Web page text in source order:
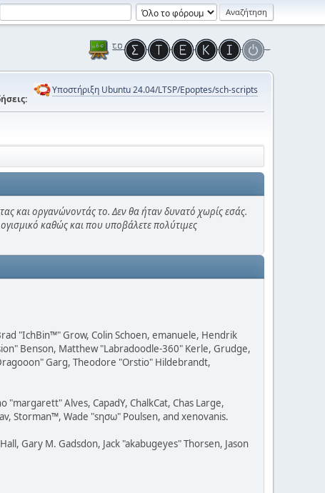
Υποστήριξη Ubuntu 24.04/LTSP/Epoptes/sch-scripts
και οργανώνοντάς το. Δεν θα ήταν δυνατό χωρίς εσάς.
καθώς και που υποβάλετε πολύτιμες
"IchBin™" Grow, Colin Schoen, emanuele, Hendrik
Benson, Matthew "Labradoodle-360" Kerle, Grudge,
Garg, Theodore "Orstio" Hildebrandt,
Alves, CapadY, ChalkCat, Chas Large,
Storman™, Wade "sησω" Poulsen, and xenovanis.
Gary M. Gadsdon, Jack "akabugeyes" Thorsen, Jason